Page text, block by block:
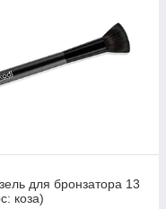
для бронзатора 13
коза)